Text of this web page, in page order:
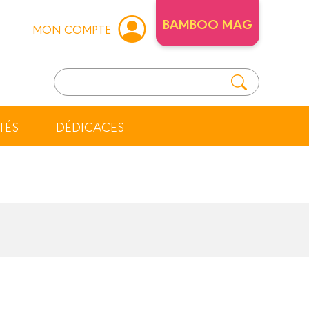
MON COMPTE BAMBOO MAG
DÉDICACES